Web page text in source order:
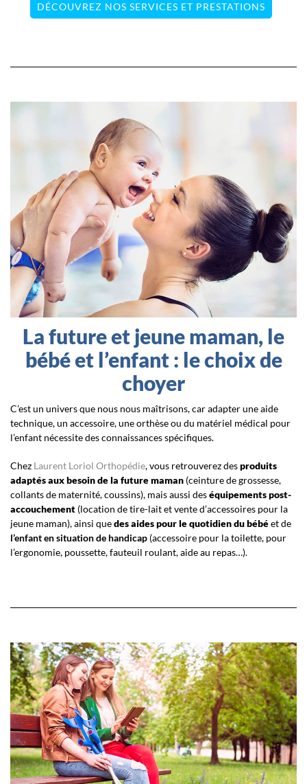
DÉCOUVREZ NOS SERVICES ET PRESTATIONS
La future et jeune maman, le
bébé et l’enfant : le choix de
choyer
C’est un univers que nous nous maîtrisons, car adapter une aide
technique, un accessoire, une orthèse ou du matériel médical pour
l’enfant nécessite des connaissances spécifiques.
Chez Laurent Loriol Orthopédie, vous retrouverez desproduits
adaptés aux besoin de la future maman (ceinture de grossesse,
collants de maternité, coussins), mais aussi deséquipements post-
accouchement (location de tire-lait et vente d’accessoires pour la
jeune maman), ainsi quedes aides pour le quotidien du bébéet de
l’enfant en situation de handicap (accessoire pour la toilette, pour
l’ergonomie, poussette, fauteuil roulant, aide au repas…).